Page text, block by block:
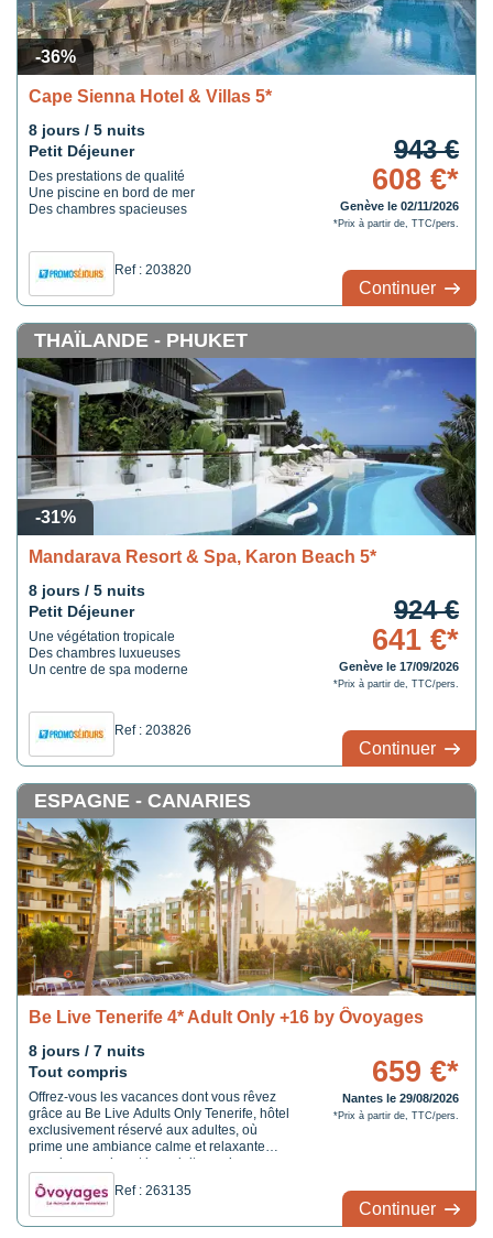
-36%
Cape Sienna Hotel & Villas 5*
8 jours / 5 nuits
Petit Déjeuner
Des prestations de qualité
Une piscine en bord de mer
Des chambres spacieuses
Ref : 203820
943 €
608 €*
Genève le 02/11/2026
*Prix à partir de, TTC/pers.
Continuer
-31%
THAÏLANDE - PHUKET
Mandarava Resort & Spa, Karon Beach 5*
8 jours / 5 nuits
Petit Déjeuner
Une végétation tropicale
Des chambres luxueuses
Un centre de spa moderne
Ref : 203826
924 €
641 €*
Genève le 17/09/2026
*Prix à partir de, TTC/pers.
Continuer
ESPAGNE - CANARIES
Be Live Tenerife 4* Adult Only +16 by Ôvoyages
8 jours / 7 nuits
Tout compris
Offrez-vous les vacances dont vous rêvez
grâce au Be Live Adults Only Tenerife, hôtel
exclusivement réservé aux adultes, où
prime une ambiance calme et relaxante
pour les couples et les adultes qui
souhaitent se reposer. Laissez-vous séduire
par l'excellent service que vous offre l'hôtel :
tout ce dont vous avez à faire c'est de vous
détendre et de profiter de vos vacances.
Ref : 263135
659 €*
Nantes le 29/08/2026
*Prix à partir de, TTC/pers.
Continuer